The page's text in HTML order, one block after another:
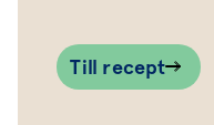
Till recept